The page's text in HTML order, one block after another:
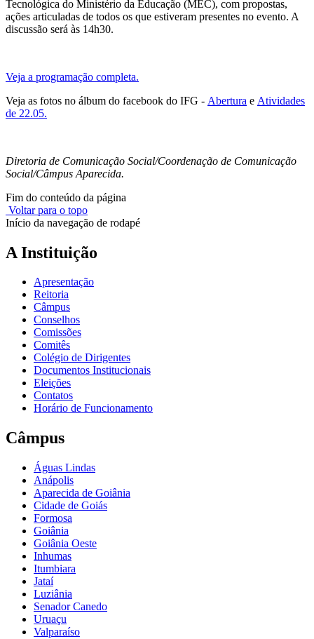
Tecnológica do Ministério da Educação (MEC), com propostas,
ações articuladas de todos os que estiveram presentes no evento. A
discussão será às 14h30.
Veja a programação completa.
Veja as fotos no álbum do facebook do IFG - Abertura e Atividades
de 22.05.
Diretoria de Comunicação Social/Coordenação de Comunicação
Social/Câmpus Aparecida.
Fim do conteúdo da página
Voltar para o topo
Início da navegação de rodapé
A Instituição
Apresentação
Reitoria
Câmpus
Conselhos
Comissões
Comitês
Colégio de Dirigentes
Documentos Institucionais
Eleições
Contatos
Horário de Funcionamento
Câmpus
Águas Lindas
Anápolis
Aparecida de Goiânia
Cidade de Goiás
Formosa
Goiânia
Goiânia Oeste
Inhumas
Itumbiara
Jataí
Luziânia
Senador Canedo
Uruaçu
Valparaíso